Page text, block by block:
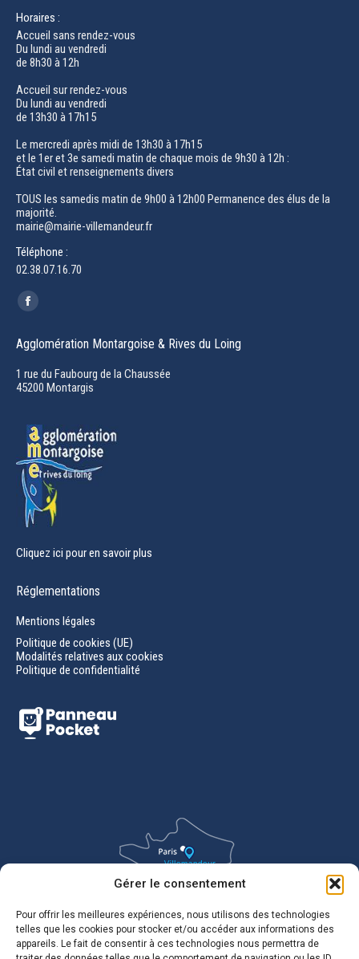
Gérer le consentement
Pour offrir les meilleures expériences, nous utilisons des technologies
telles que les cookies pour stocker et/ou accéder aux informations des
appareils. Le fait de consentir à ces technologies nous permettra de
Horaires :
Accueil sans rendez-vous
Du lundi au vendredi
de 8h30 à 12h
Accueil sur rendez-vous
Du lundi au vendredi
de 13h30 à 17h15
Le mercredi après midi de 13h30 à 17h15
et le 1er et 3e samedi matin de chaque mois de 9h30 à 12h :
État civil et renseignements divers
TOUS les samedis matin de 9h00 à 12h00 Permanence des élus de la
majorité.
mairie@mairie-villemandeur.fr
Téléphone :
02.38.07.16.70
Trouvez nous sur :
Facebook
opens
in
new
Agglomération Montargoise & Rives du Loing
1 rue du Faubourg de la Chaussée
45200 Montargis
Cliquez ici pour en savoir plus
Réglementations
Mentions légales
Politique de cookies (UE)
Modalités relatives aux cookies
Politique de confidentialité